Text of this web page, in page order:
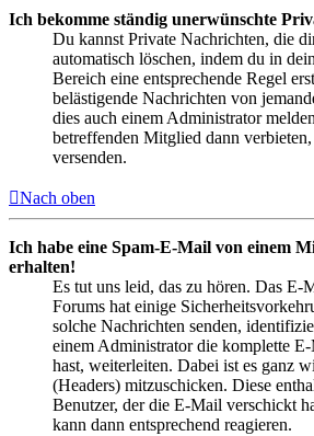
Ich bekomme ständig unerwünschte
Du kannst Private Nachrichten, die
automatisch löschen, indem du in
Bereich eine entsprechende Regel
belästigende Nachrichten von
dies auch einem Administrator
betreffenden Mitglied dann
versenden.
Nach oben
Ich habe eine Spam-E-Mail von einem
erhalten!
Es tut uns leid, das zu hören. Das E-
Forums hat einige
solche Nachrichten senden,
einem Administrator die komplette
hast, weiterleiten. Dabei ist es ganz
(Headers) mitzuschicken. Diese
Benutzer, der die E-Mail verschickt
kann dann entsprechend reagieren.